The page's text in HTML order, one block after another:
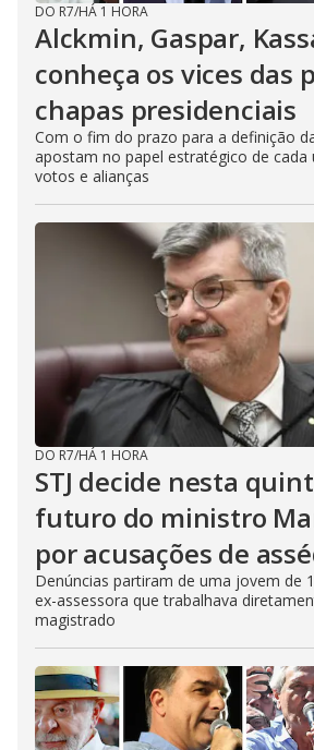
DO R7/HÁ 1 HORA
Alckmin, Gaspar,
conheça os vices das
chapas presidenciais
Com o fim do prazo para a definição
apostam no papel estratégico de cada
votos e alianças
DO R7/HÁ 1 HORA
STJ decide nesta
futuro do ministro
por acusações de
Denúncias partiram de uma jovem de
ex-assessora que trabalhava
magistrado